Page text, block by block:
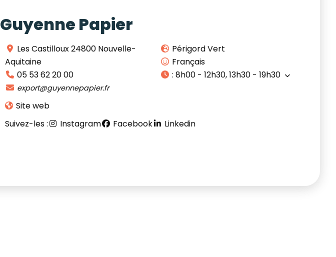
Guyenne Papier
Les Castilloux24800 Nouvelle-
Aquitaine
05 53 62 20 00
export@guyennepapier.fr
Périgord Vert
Français
: 8h00 - 12h30, 13h30 - 19h30
Site web
Suivez-les :
Instagram Facebook Linkedin